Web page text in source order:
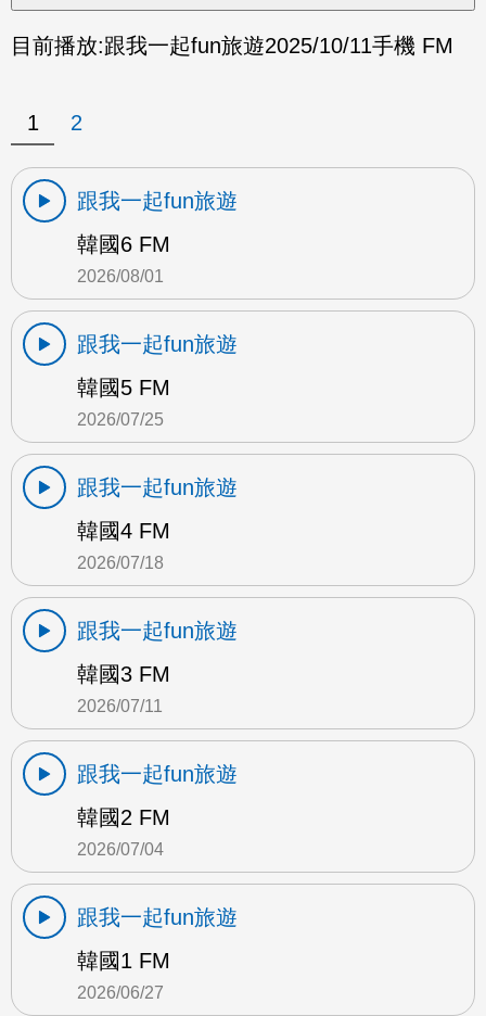
目前播放:跟我一起fun旅遊2025/10/11手機 FM
1 2
跟我一起fun旅遊
韓國6 FM
2026/08/01
跟我一起fun旅遊
韓國5 FM
2026/07/25
跟我一起fun旅遊
韓國4 FM
2026/07/18
跟我一起fun旅遊
韓國3 FM
2026/07/11
跟我一起fun旅遊
韓國2 FM
2026/07/04
跟我一起fun旅遊
韓國1 FM
2026/06/27